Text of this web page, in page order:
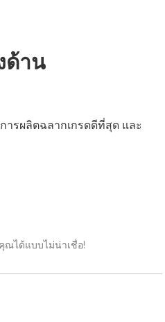
ด้าน
รผลิตฉลากเกรดดีที่สุด และ
ณได้แบบไม่น่าเชื่อ!